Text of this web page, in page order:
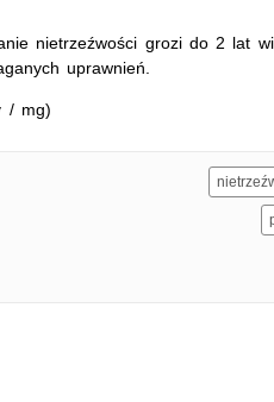
nietrzeźwości grozi do 2 lat
uprawnień.
/ mg)